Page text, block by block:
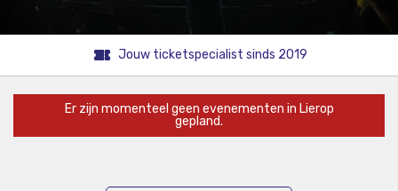
Jouw ticketspecialist sinds 2019
Er zijn momenteel geen evenementen in Lierop
gepland.